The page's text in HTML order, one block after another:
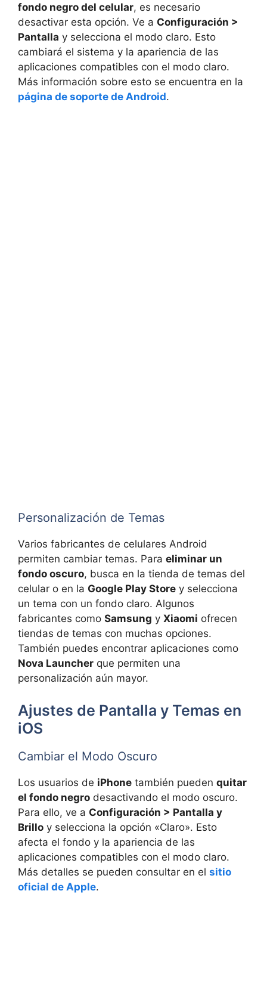
fondo negro del celular, es necesario
desactivar esta opción. Ve a Configuración >
Pantalla y selecciona el modo claro. Esto
cambiará el sistema y la apariencia de las
aplicaciones compatibles con el modo claro.
Más información sobre esto se encuentra en la
página de soporte de Android.
Personalización de Temas
Varios fabricantes de celulares Android
permiten cambiar temas. Para eliminar un
fondo oscuro, busca en la tienda de temas del
celular o en la Google Play Store y selecciona
un tema con un fondo claro. Algunos
fabricantes como Samsung y Xiaomi ofrecen
tiendas de temas con muchas opciones.
También puedes encontrar aplicaciones como
Nova Launcher que permiten una
personalización aún mayor.
Ajustes de Pantalla y Temas en
iOS
Cambiar el Modo Oscuro
Los usuarios de iPhone también pueden quitar
el fondo negro desactivando el modo oscuro.
Para ello, ve a Configuración > Pantalla y
Brillo y selecciona la opción «Claro». Esto
afecta el fondo y la apariencia de las
aplicaciones compatibles con el modo claro.
Más detalles se pueden consultar en el sitio
oficial de Apple.